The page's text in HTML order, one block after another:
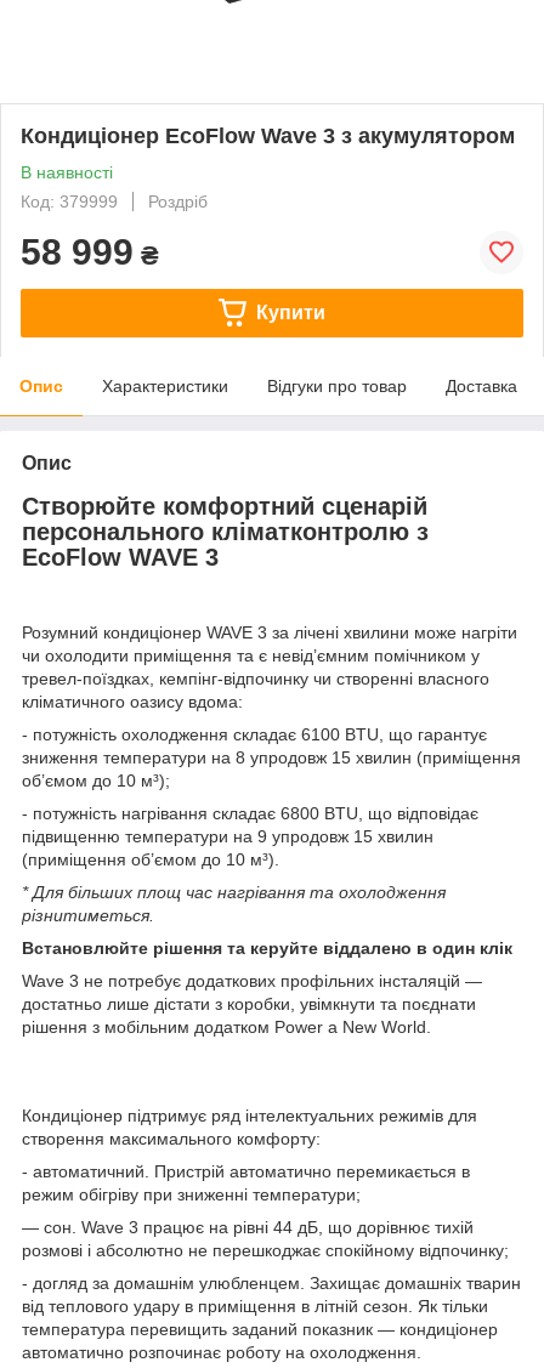
Кондиціонер EcoFlow Wave 3 з акумулятором
В наявності
Код: 379999
Роздріб
58 999 ₴
Купити
Опис Характеристики Відгуки про товар Доставка
Опис
Створюйте комфортний сценарій
персонального кліматконтролю з
EcoFlow WAVE 3
Розумний кондиціонер WAVE 3 за лічені хвилини може нагріти
чи охолодити приміщення та є невід’ємним помічником у
тревел-поїздках, кемпінг-відпочинку чи створенні власного
кліматичного оазису вдома:
- потужність охолодження складає 6100 BTU, що гарантує
зниження температури на 8 упродовж 15 хвилин (приміщення
об’ємом до 10 м³);
- потужність нагрівання складає 6800 BTU, що відповідає
підвищенню температури на 9 упродовж 15 хвилин
(приміщення об’ємом до 10 м³).
* Для більших площ час нагрівання та охолодження
різнитиметься.
Встановлюйте рішення та керуйте віддалено в один клік
Wave 3 не потребує додаткових профільних інсталяцій —
достатньо лише дістати з коробки, увімкнути та поєднати
рішення з мобільним додатком Power a New World.
Кондиціонер підтримує ряд інтелектуальних режимів для
створення максимального комфорту:
- автоматичний. Пристрій автоматично перемикається в
режим обігріву при зниженні температури;
— сон. Wave 3 працює на рівні 44 дБ, що дорівнює тихій
розмові і абсолютно не перешкоджає спокійному відпочинку;
- догляд за домашнім улюбленцем. Захищає домашніх тварин
від теплового удару в приміщення в літній сезон. Як тільки
температура перевищить заданий показник — кондиціонер
автоматично розпочинає роботу на охолодження.